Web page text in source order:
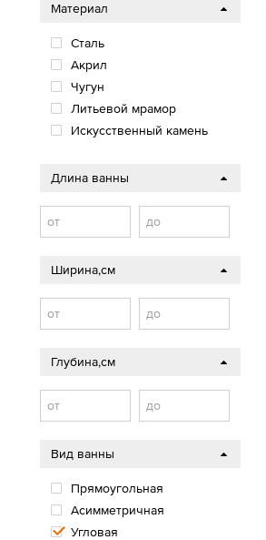
Материал
Сталь
Акрил
Чугун
Литьевой мрамор
Искусственный камень
Длина ванны
от до
Ширина,см
от до
Глубина,см
от до
Вид ванны
Прямоугольная
Асимметричная
Угловая